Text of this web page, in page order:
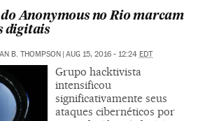
Anonymous no Rio marcam
digitais
B. THOMPSON | AUG 15, 2016 - 12:24 EDT
Grupo hacktivista
intensificou
significativamente seus
ataques cibernéticos por